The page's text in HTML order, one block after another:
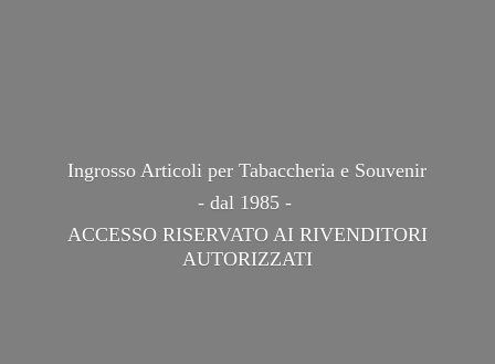
Ingrosso Articoli per Tabaccheria e Souvenir
- dal 1985 -
ACCESSO RISERVATO AI RIVENDITORI
AUTORIZZATI